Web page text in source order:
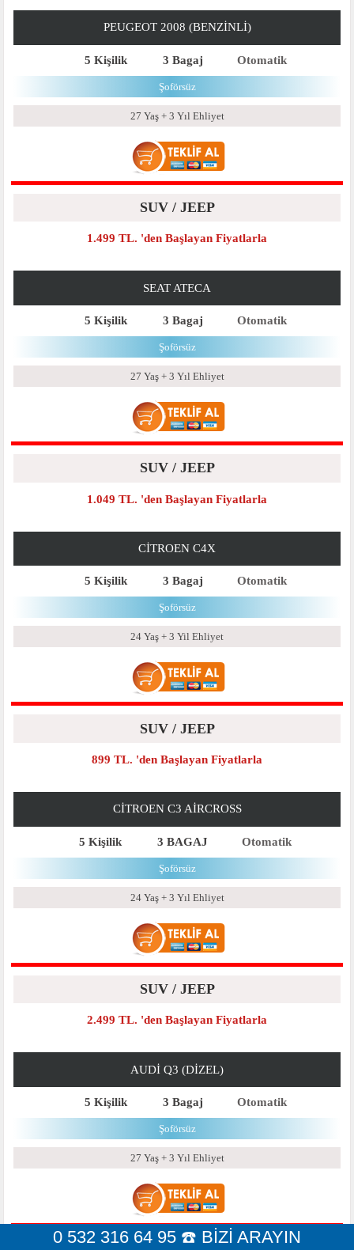
PEUGEOT 2008 (BENZINLI)
5 Kişilik 3 Bagaj Otomatik
Şoförsüz
27 Yaş + 3 Yıl Ehliyet
SUV / JEEP
1.499 TL. 'den Başlayan Fiyatlarla
SEAT ATECA
5 Kişilik 3 Bagaj Otomatik
Şoförsüz
27 Yaş + 3 Yıl Ehliyet
SUV / JEEP
1.049 TL. 'den Başlayan Fiyatlarla
CITROEN C4X
5 Kişilik 3 Bagaj Otomatik
Şoförsüz
24 Yaş + 3 Yil Ehliyet
SUV / JEEP
899 TL. 'den Başlayan Fiyatlarla
CITROEN C3 AIRCROSS
5 Kişilik 3 BAGAJ Otomatik
Şoförsüz
24 Yaş + 3 Yıl Ehliyet
SUV / JEEP
2.499 TL. 'den Başlayan Fiyatlarla
AUDI Q3 (DIZEL)
5 Kişilik 3 Bagaj Otomatik
Şoförsüz
27 Yaş + 3 Yıl Ehliyet
0 532 316 64 95 ☎️ BİZİ ARAYIN